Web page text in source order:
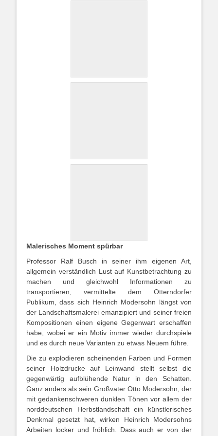
Malerisches Moment spürbar
Professor Ralf Busch in seiner ihm eigenen Art,
allgemein verständlich Lust auf Kunstbetrachtung zu
machen und gleichwohl Informationen zu
transportieren, vermittelte dem Otterndorfer
Publikum, dass sich Heinrich Modersohn längst von
der Landschaftsmalerei emanzipiert und seiner freien
Kompositionen einen eigene Gegenwart erschaffen
habe, wobei er ein Motiv immer wieder durchspiele
und es durch neue Varianten zu etwas Neuem führe.
Die zu explodieren scheinenden Farben und Formen
seiner Holzdrucke auf Leinwand stellt selbst die
gegenwärtig aufblühende Natur in den Schatten.
Ganz anders als sein Großvater Otto Modersohn, der
mit gedankenschweren dunklen Tönen vor allem der
norddeutschen Herbstlandschaft ein künstlerisches
Denkmal gesetzt hat, wirken Heinrich Modersohns
Arbeiten locker und fröhlich. Dass auch er von der